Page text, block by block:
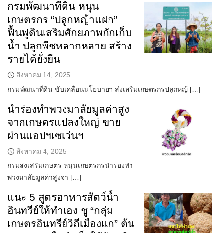
กรมพัฒนาที่ดิน หนุน
เกษตรกร “ปลูกหญ้าแฝก”
ฟื้นฟูดินเสริมศักยภาพกักเก็บ
น้ำ ปลูกพืชหลากหลาย สร้าง
รายได้ยั่งยืน
สิงหาคม 14, 2025
กรมพัฒนาที่ดิน ขับเคลื่อนนโยบายฯ ส่งเสริมเกษตรกรปลูกหญ้ […]
นำร่องทำพวงมาลัยมูลค่าสูง
จากเกษตรแปลงใหญ่ ขาย
ผ่านแอปฯเซเว่นฯ
สิงหาคม 4, 2025
กรมส่งเสริมเกษตร หนุนเกษตรกรนำร่องทำ
พวงมาลัยมูลค่าสูงจา […]
แนะ 5 สูตรอาหารสัตว์น้ำ
อินทรีย์ให้ทำเอง ชู “กลุ่ม
เกษตรอินทรีย์วิถีเมืองแก” ต้น